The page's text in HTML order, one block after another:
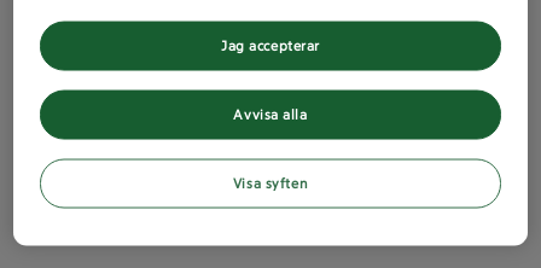
Avvisa alla
Jag accepterar
Visa syften